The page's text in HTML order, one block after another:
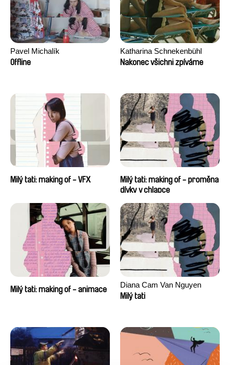
Pavel Michalík
Offline
Katharina Schnekenbühl
Nakonec všichni zpíváme
Milý tati: making of - VFX
Milý tati: making of - proměna
dívky v chlapce
Milý tati: making of - animace
Diana Cam Van Nguyen
Milý tati